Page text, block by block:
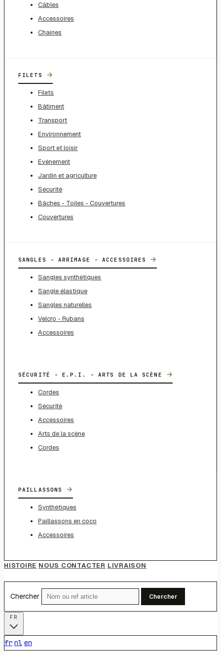
Câbles
Accessoires
Chaines
FILETS →
Filets
Bâtiment
Transport
Environnement
Sport et loisir
Evénement
Jardin et agriculture
Sécurité
Bâches - Toiles - Couvertures
Couvertures
SANGLES - ARRIMAGE - ACCESSOIRES →
Sangles synthétiques
Sangle élastique
Sangles naturelles
Velcro - Rubans
Accessoires
SÉCURITÉ - E.P.I. - ARTS DE LA SCÈNE →
Cordes
Sécurité
Accessoires
Arts de la scène
Cordes
PAILLASSONS →
Synthétiques
Paillassons en coco
Accessoires
HISTOIRE NOUS CONTACTER LIVRAISON
Chercher Chercher
fr nl en